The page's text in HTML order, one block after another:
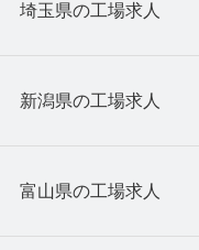
埼玉県の工場求人
新潟県の工場求人
富山県の工場求人